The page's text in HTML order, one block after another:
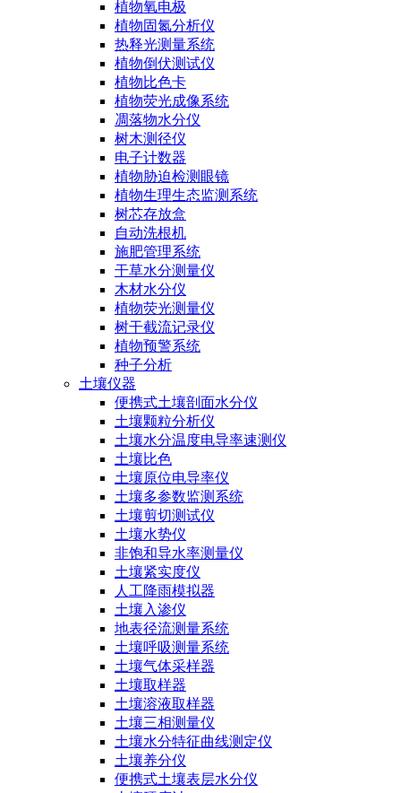
植物氧电极
植物固氮分析仪
热释光测量系统
植物倒伏测试仪
植物比色卡
植物荧光成像系统
凋落物水分仪
树木测径仪
电子计数器
植物胁迫检测眼镜
植物生理生态监测系统
树芯存放盒
自动洗根机
施肥管理系统
干草水分测量仪
木材水分仪
植物荧光测量仪
树干截流记录仪
植物预警系统
种子分析
土壤仪器
便携式土壤剖面水分仪
土壤颗粒分析仪
土壤水分温度电导率速测仪
土壤比色
土壤原位电导率仪
土壤多参数监测系统
土壤剪切测试仪
土壤水势仪
非饱和导水率测量仪
土壤紧实度仪
人工降雨模拟器
土壤入渗仪
地表径流测量系统
土壤呼吸测量系统
土壤气体采样器
土壤取样器
土壤溶液取样器
土壤三相测量仪
土壤水分特征曲线测定仪
土壤养分仪
便携式土壤表层水分仪